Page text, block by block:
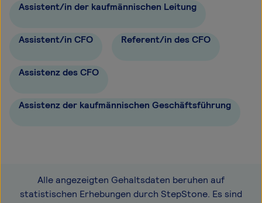
Assistent/in der kaufmännischen Leitung
Assistent/in CFO Referent/in des CFO
Assistenz des CFO
Assistenz der kaufmännischen Geschäftsführung
Alle angezeigten Gehaltsdaten beruhen auf
statistischen Erhebungen durch StepStone. Es sind